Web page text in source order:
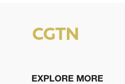
EXPLORE MORE